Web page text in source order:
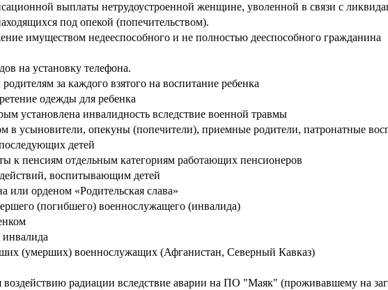
выплаты нетрудоустроенной женщине, уволенной в связи с
под опекой (попечительством).
имуществом недееспособного и не полностью дееспособного гражданина
на установку телефона.
за каждого взятого на воспитание ребенка
одежды для ребенка
установлена инвалидность вследствие военной травмы
в усыновители, опекуны (попечители), приемные родители, патронатные
детей
к пенсиям отдельным категориям работающих пенсионеров
воспитывающим детей
орденом «Родительская слава»
(погибшего) военнослужащего (инвалида)
(умерших) военнослужащих (Афганистан, Северный Кавказ)
воздействию радиации вследствие аварии на ПО "Маяк" (проживавшему на